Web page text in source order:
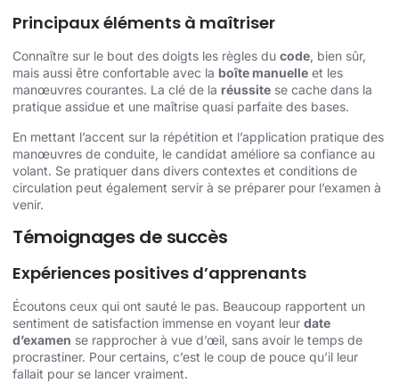
Principaux éléments à maîtriser
Connaître sur le bout des doigts les règles du code, bien sûr,
mais aussi être confortable avec la boîte manuelle et les
manœuvres courantes. La clé de la réussite se cache dans la
pratique assidue et une maîtrise quasi parfaite des bases.
En mettant l’accent sur la répétition et l’application pratique des
manœuvres de conduite, le candidat améliore sa confiance au
volant. Se pratiquer dans divers contextes et conditions de
circulation peut également servir à se préparer pour l’examen à
venir.
Témoignages de succès
Expériences positives d’apprenants
Écoutons ceux qui ont sauté le pas. Beaucoup rapportent un
sentiment de satisfaction immense en voyant leur date
d’examen se rapprocher à vue d’œil, sans avoir le temps de
procrastiner. Pour certains, c’est le coup de pouce qu’il leur
fallait pour se lancer vraiment.